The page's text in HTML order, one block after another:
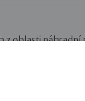
oblasti náhradní